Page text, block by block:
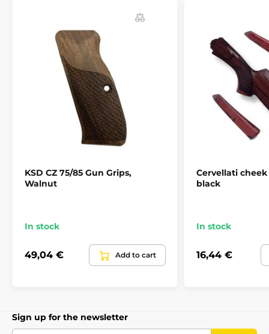
KSD CZ 75/85 Gun Grips,
Walnut
In stock
49,04 € Add to cart
Cervellati
black
In stock
16,44 €
Sign up for the newsletter